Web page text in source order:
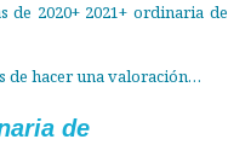
2020+ 2021+ ordinaria de
de hacer una valoración…
de